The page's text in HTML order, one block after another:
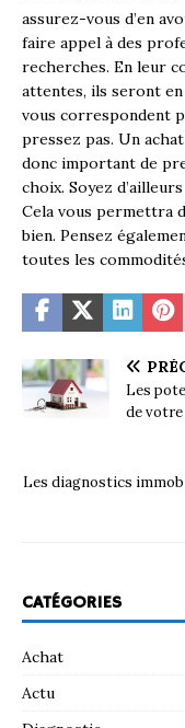
assurez-vous d’en
faire appel à des
recherches. En leur
attentes, ils seront
vous correspondent
pressez pas. Un
donc important de
choix. Soyez
Cela vous permettra
bien. Pensez
toutes les
Les
de
Les diagnostics
CATÉGORIES
Achat
Actu